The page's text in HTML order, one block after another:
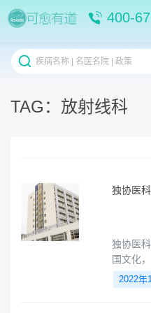
400-
TAG：放射线科
独协医
独协医
国文化
周、桂
协会。
2022年